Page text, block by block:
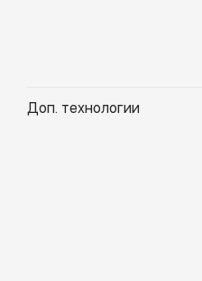
Доп. технологии